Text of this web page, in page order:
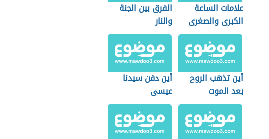
علامات الساعة
الكبرى والصغرى
الفرق بين الجنة
والنار
أين تذهب الروح
بعد الموت
أين دفن سيدنا
عيسى